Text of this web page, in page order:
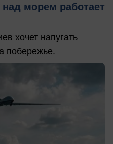
морем работает
хочет напугать
побережье.